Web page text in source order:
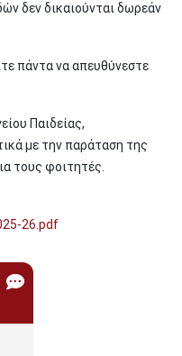
δεν δικαιούνται δωρεάν
πάντα να απευθύνεστε
Παιδείας,
με την παράταση της
τους φοιτητές.
26.pdf